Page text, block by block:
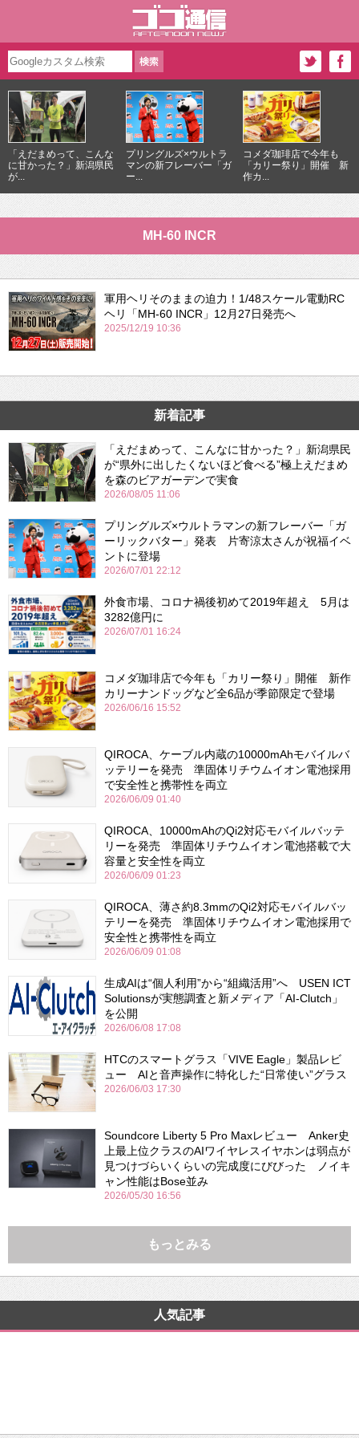
「えだまめって、こんな
に甘かった？」新潟県民
が...
プリングルズ×ウルトラ
マンの新フレーバー「ガ
ー...
コメダ珈琲店で今年も
「カリー祭り」開催 新
作カ...
MH-60 INCR
軍用ヘリそのままの迫力！1/48スケール電動RC
ヘリ「MH-60 INCR」12月27日発売へ
2025/12/19 10:36
新着記事
「えだまめって、こんなに甘かった？」新潟県民
が“県外に出したくないほど食べる”極上えだまめ
を森のビアガーデンで実食
2026/08/05 11:06
プリングルズ×ウルトラマンの新フレーバー「ガ
ーリックバター」発表 片寄涼太さんが祝福イベ
ントに登場
2026/07/01 22:12
外食市場、コロナ禍後初めて2019年超え 5月は
3282億円に
2026/07/01 16:24
コメダ珈琲店で今年も「カリー祭り」開催 新作
カリーナンドッグなど全6品が季節限定で登場
2026/06/16 15:52
QIROCA、ケーブル内蔵の10000mAhモバイルバ
ッテリーを発売 準固体リチウムイオン電池採用
で安全性と携帯性を両立
2026/06/09 01:40
QIROCA、10000mAhのQi2対応モバイルバッテ
リーを発売 準固体リチウムイオン電池搭載で大
容量と安全性を両立
2026/06/09 01:23
QIROCA、薄さ約8.3mmのQi2対応モバイルバッ
テリーを発売 準固体リチウムイオン電池採用で
安全性と携帯性を両立
2026/06/09 01:08
生成AIは“個人利用”から“組織活用”へ USEN ICT
Solutionsが実態調査と新メディア「AI-Clutch」
を公開
2026/06/08 17:08
HTCのスマートグラス「VIVE Eagle」製品レビ
ュー AIと音声操作に特化した“日常使い”グラス
2026/06/03 17:30
Soundcore Liberty 5 Pro Maxレビュー Anker史
上最上位クラスのAIワイヤレスイヤホンは弱点が
見つけづらいくらいの完成度にびびった ノイキ
ャン性能はBose並み
2026/05/30 16:56
もっとみる
人気記事